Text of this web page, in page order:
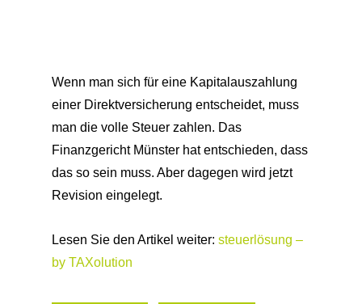
Wenn man sich für eine Kapitalauszahlung
einer Direktversicherung entscheidet, muss
man die volle Steuer zahlen. Das
Finanzgericht Münster hat entschieden, dass
das so sein muss. Aber dagegen wird jetzt
Revision eingelegt.
Lesen Sie den Artikel weiter:steuerlösung –
by TAXolution